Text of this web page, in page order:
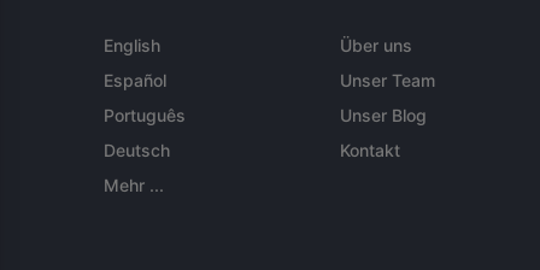
English
Español
Português
Deutsch
Mehr ...
Über uns
Unser Team
Unser Blog
Kontakt